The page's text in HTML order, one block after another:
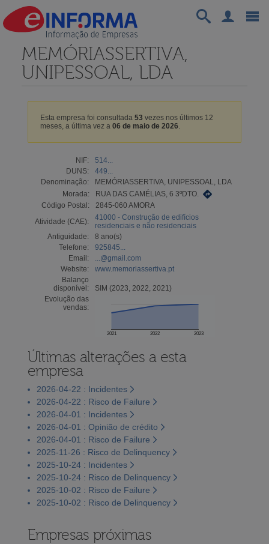
MEMÓRIASSERTIVA,
UNIPESSOAL, LDA
Esta empresa foi consultada 53 vezes nos últimos 12
meses, a última vez a 06 de maio de 2026.
NIF:
514...
DUNS:
449...
Denominação:
MEMÓRIASSERTIVA, UNIPESSOAL, LDA
Morada:
RUA DAS CAMÉLIAS, 6 3ºDTO.
Código Postal:
2845-060 AMORA
Atividade (CAE):
41000 - Construção de edifícios
residenciais e não residenciais
Antiguidade:
8 ano(s)
Telefone:
925845...
Email:
...@gmail.com
Website:
www.memoriassertiva.pt
Balanço
disponível:
SIM (2023, 2022, 2021)
Evolução das
vendas:
2021 2022 2023
Últimas alterações a esta
empresa
2026-04-22 : Incidentes
2026-04-22 : Risco de Failure
2026-04-01 : Incidentes
2026-04-01 : Opinião de crédito
2026-04-01 : Risco de Failure
2025-11-26 : Risco de Delinquency
2025-10-24 : Incidentes
2025-10-24 : Risco de Delinquency
2025-10-02 : Risco de Failure
2025-10-02 : Risco de Delinquency
Empresas próximas